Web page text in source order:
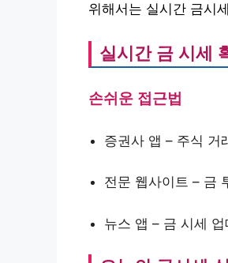
위해서는 실시간 금시
실시간 금 시세
손쉬운 접근법
증권사 앱 – 주식 거
전문 웹사이트 – 금
뉴스 앱 – 금 시세